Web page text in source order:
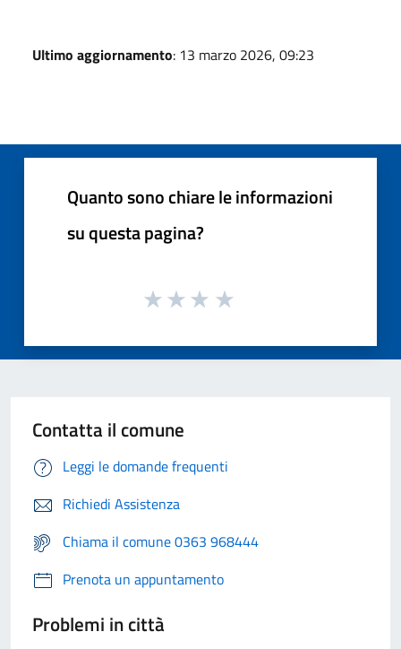
Ultimo aggiornamento: 13 marzo 2026, 09:23
Quanto sono chiare le informazioni
su questa pagina?
Contatta il comune
Leggi le domande frequenti
Richiedi Assistenza
Chiama il comune 0363 968444
Prenota un appuntamento
Problemi in città